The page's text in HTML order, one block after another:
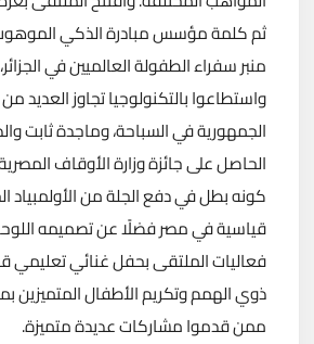
ثم كلمة مؤسس مبادرة الذكي الموهوب
منبر سفراء الطفولة العالميين في
واستطاعوا بالتكنولوجيا تجاوز
الجمهورية في السباحة، وماجدة ثابت
الحاصل على جائزة وزارة الأوقاف
كونه بطل في دفع الجلة من
قياسية في مصر فضلًا عن تصميمه
فعاليات الملتقى بحفل غنائي تعليمي
ذوي الهمم وتكريم الأطفال المتميزين
ممن قدموا مشاركات عديدة متميزة.